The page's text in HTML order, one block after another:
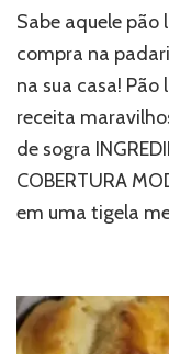
Sabe aquele pão
compra na
na sua casa!
receita
de sogra
COBERTURA
em uma tigela